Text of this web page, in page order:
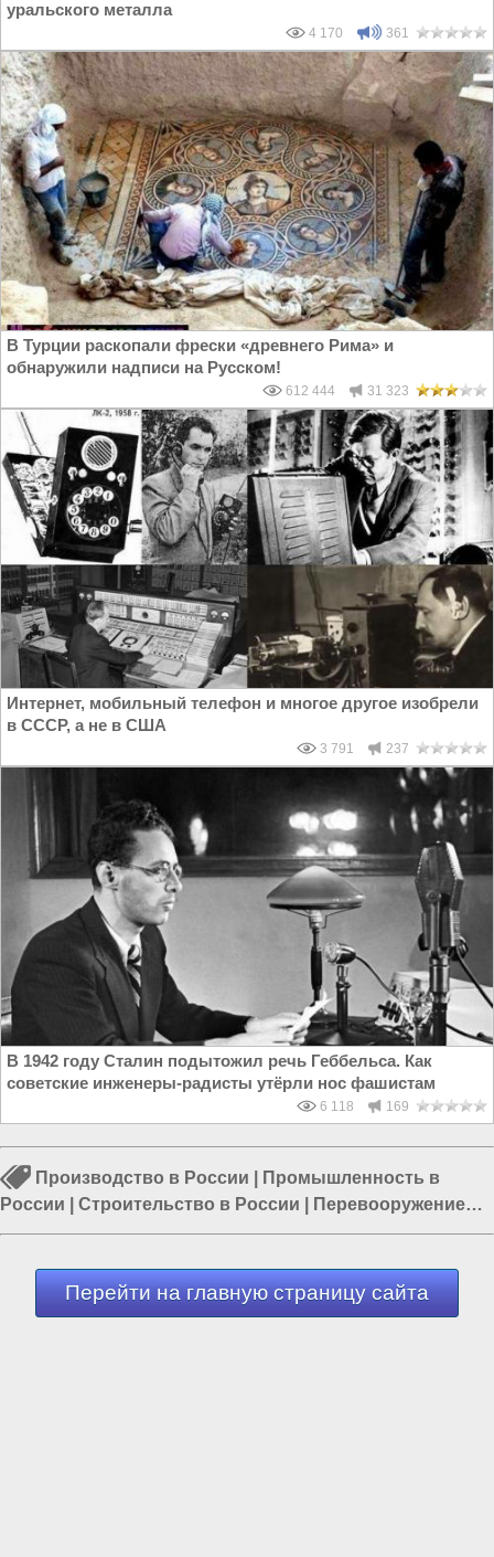
уральского металла
4 170 361
В Турции раскопали фрески «древнего Рима» и
обнаружили надписи на Русском!
612 444 31 323
Интернет, мобильный телефон и многое другое изобрели
в СССР, а не в США
3 791 237
В 1942 году Сталин подытожил речь Геббельса. Как
советские инженеры-радисты утёрли нос фашистам
6 118 169
Производство в России
Промышленность в
России
Строительство в России
Перевооружение
армии России|Россия и Евразия|Россия и Запад|
Перейти на главную страницу сайта